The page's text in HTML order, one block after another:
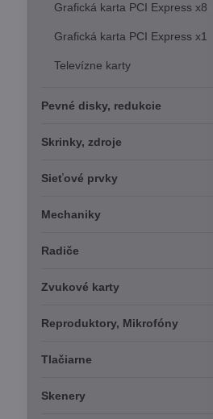
Grafická karta PCI Express x8
Grafická karta PCI Express x1
Televízne karty
Pevné disky, redukcie
Skrinky, zdroje
Sieťové prvky
Mechaniky
Radiče
Zvukové karty
Reproduktory, Mikrofóny
Tlačiarne
Skenery